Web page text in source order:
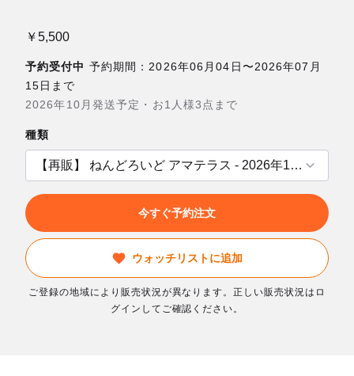
￥5,500
予約受付中 予約期間：2026年06月04日〜2026年07月
15日まで
2026年10月発送予定・お1人様3点まで
種類
今すぐ予約注文
ウォッチリストに追加
ご登録の地域により販売状況が異なります。正しい販売状況はロ
グインしてご確認ください。